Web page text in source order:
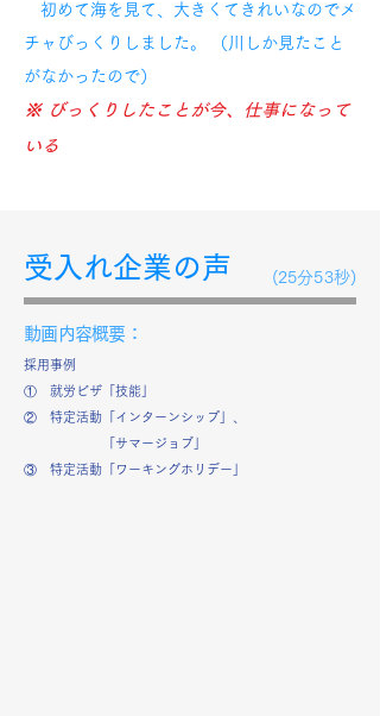
初めて海を見て、大きくてきれいなのでメ
チャびっくりしました。 （川しか見たこと
がなかったので）
※ びっくりしたことが今、仕事になって
いる
受入れ企業の声 (25分53秒)
動画内容概要：
採用事例
① 就労ビザ「技能」
② 特定活動「インターンシップ」、
「サマージョブ」
③ 特定活動「ワーキングホリデー」